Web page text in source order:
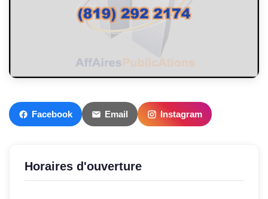
Facebook Email Instagram
Horaires d'ouverture